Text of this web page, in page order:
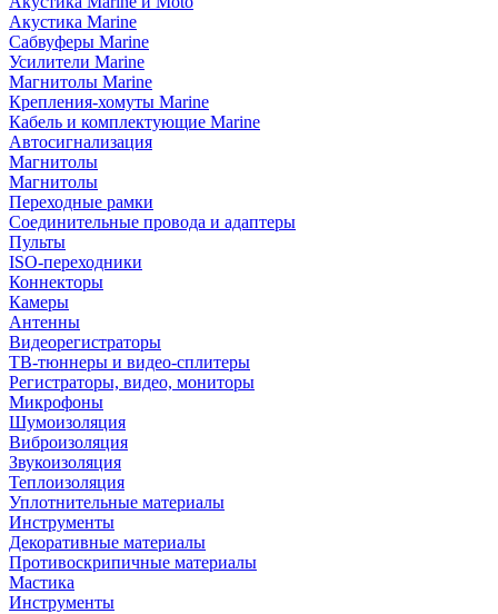
Акустика Marine
Сабвуферы Marine
Усилители Marine
Магнитолы Marine
Крепления-хомуты Marine
Кабель и комплектующие Marine
Автосигнализация
Магнитолы
Магнитолы
Переходные рамки
Соединительные провода и адаптеры
Пульты
ISO-переходники
Коннекторы
Камеры
Антенны
Видеорегистраторы
ТВ-тюннеры и видео-сплитеры
Регистраторы, видео, мониторы
Микрофоны
Шумоизоляция
Виброизоляция
Звукоизоляция
Теплоизоляция
Уплотнительные материалы
Инструменты
Декоративные материалы
Противоскрипичные материалы
Мастика
Инструменты